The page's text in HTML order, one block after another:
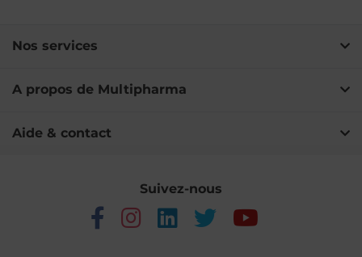
Nos services
A propos de Multipharma
Aide & contact
Suivez-nous